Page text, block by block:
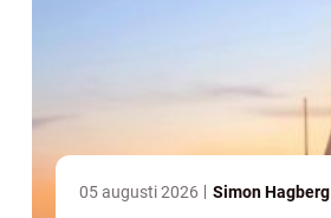
05 augusti 2026 Simon Hagberg